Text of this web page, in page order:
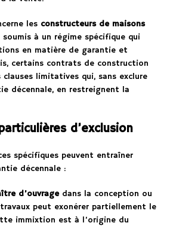
les constructeurs de maisons
à un régime spécifique qui
en matière de garantie et
certains contrats de construction
limitatives qui, sans exclure
décennale, en restreignent la
d’exclusion
spécifiques peuvent entraîner
décennale :
d’ouvragedans la conception ou
peut exonérer partiellement le
immixtion est à l’origine du